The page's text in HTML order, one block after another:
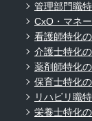
管理部門職
CxO・マネ
看護師特化
介護士特化
薬剤師特化
保育士特化
リハビリ職
栄養士特化